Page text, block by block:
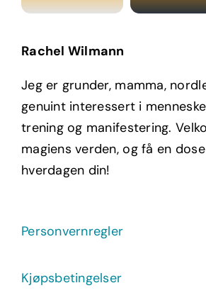
Rachel Wilmann
Jeg er grunder, mamma,
genuint interessert i
trening og manifestering.
magiens verden, og få en
hverdagen din!
Personvernregler
Kjøpsbetingelser